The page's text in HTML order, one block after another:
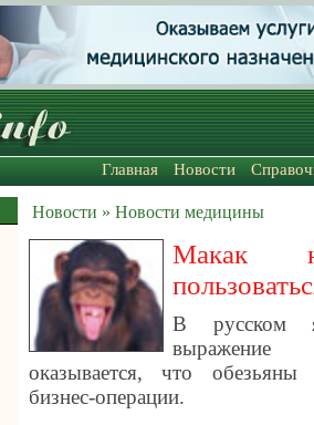
Главная Новости
Новости » Новости медицины
Макак
В русском
оказывается, что
бизнес-операции.